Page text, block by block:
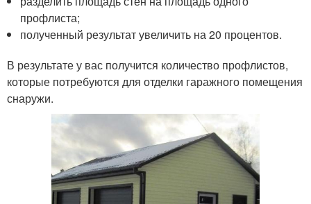
профлиста;
полученный результат увеличить на 20 процентов.
В результате у вас получится количество профлистов,
которые потребуются для отделки гаражного помещения
снаружи.